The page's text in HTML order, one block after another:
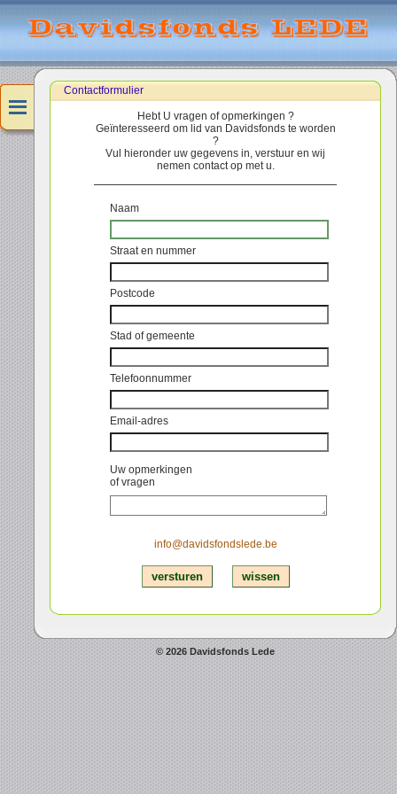
Contactformulier
Hebt U vragen of opmerkingen ?
Geïnteresseerd om lid van Davidsfonds te worden
?
Vul hieronder uw gegevens in, verstuur en wij
nemen contact op met u.
Naam
Straat en nummer
Postcode
Stad of gemeente
Telefoonnummer
Email-adres
Uw opmerkingen
of vragen
info@davidsfondslede.be
© 2026 Davidsfonds Lede